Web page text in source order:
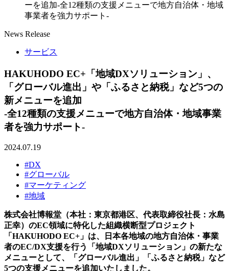
ーを追加-全12種類の支援メニューで地方自治体・地域
事業者を強力サポート-
News Release
サービス
HAKUHODO EC+「地域DXソリューション」、
「グローバル進出」や「ふるさと納税」など5つの
新メニューを追加
-全12種類の支援メニューで地方自治体・地域事業
者を強力サポート-
2024.07.19
#DX
#グローバル
#マーケティング
#地域
株式会社博報堂（本社：東京都港区、代表取締役社長：水島
正幸）のEC領域に特化した組織横断型プロジェクト
「HAKUHODO EC+」は、日本各地域の地方自治体・事業
者のEC/DX支援を行う「地域DXソリューション」の新たな
メニューとして、「グローバル進出」「ふるさと納税」など
5つの支援メニューを追加いたしました。